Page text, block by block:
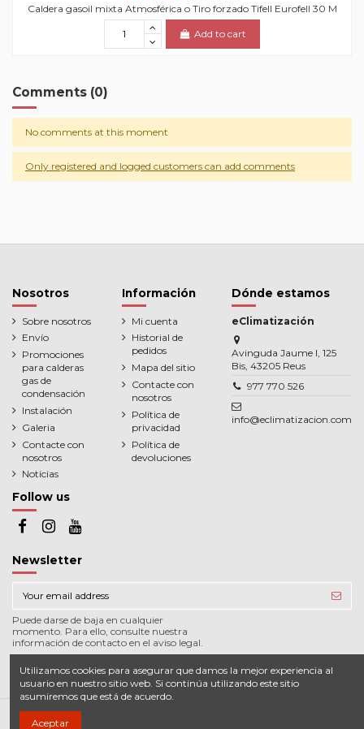
Caldera gasoil mixta Atmosférica o Tiro forzado Tifell Eurofell 30 M
Add to cart
Comments (0)
No comments at this moment
Only registered and logged customers can add comments
Nosotros
Sobre nosotros
Envío
Promociones
para calderas
gas de
condensación
Instalación
Galeria
Contacte con
nosotros
Noticias
Información
Mi cuenta
Historial de
pedidos
Mapa del sitio
Contacte con
nosotros
Política de
privacidad
Política de
devoluciones
Dónde estamos
eClimatización
Avinguda Jaume I, 125
Bis, 43205 Reus
977 770 526
info@eclimatizacion.com
Follow us
Newsletter
Puede darse de baja en cualquier
momento. Para ello, consulte nuestra
información de contacto en el aviso legal.
Utilizamos cookies para asegurar que damos la mejor experiencia al
usuario en nuestro sitio web. Si continúa utilizando este sitio
asumiremos que está de acuerdo.
Aceptar